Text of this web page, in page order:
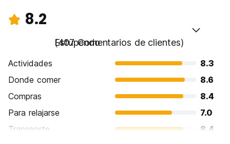
8.2
Estupendo
(407 Comentarios de clientes)
Actividades
8.3
Donde comer
8.6
Compras
8.4
Para relajarse
7.0
Transporte
8.4